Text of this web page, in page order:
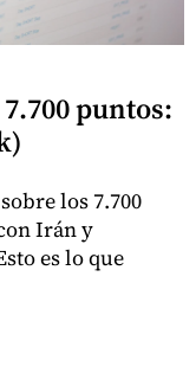
puntos:
los 7.700
Irán y
es lo que